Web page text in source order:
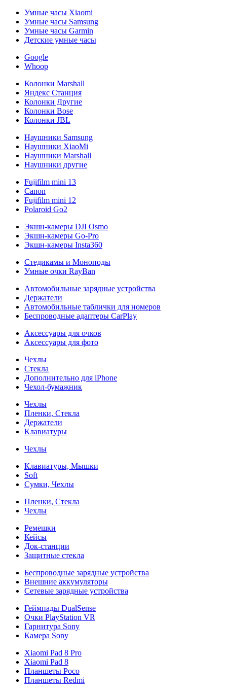
Умные часы Xiaomi
Умные часы Samsung
Умные часы Garmin
Детские умные часы
Google
Whoop
Колонки Marshall
Яндекс Станция
Колонки Другие
Колонки Bose
Колонки JBL
Наушники Samsung
Наушники XiaoMi
Наушники Marshall
Наушники другие
Fujifilm mini 13
Canon
Fujifilm mini 12
Polaroid Go2
Экшн-камеры DJI Osmo
Экшн-камеры Go-Pro
Экшн-камеры Insta360
Стедикамы и Моноподы
Умные очки RayBan
Автомобильные зарядные устройства
Держатели
Автомобильные таблички для номеров
Беспроводные адаптеры CarPlay
Аксессуары для очков
Аксессуары для фото
Чехлы
Стекла
Дополнительно для iPhone
Чехол-бумажник
Чехлы
Пленки, Стекла
Держатели
Клавиатуры
Чехлы
Клавиатуры, Мышки
Soft
Сумки, Чехлы
Пленки, Стекла
Чехлы
Ремешки
Кейсы
Док-станции
Защитные стекла
Беспроводные зарядные устройства
Внешние аккумуляторы
Сетевые зарядные устройства
Геймпады DualSense
Очки PlayStation VR
Гарнитура Sony
Камера Sony
Xiaomi Pad 8 Pro
Xiaomi Pad 8
Планшеты Poco
Планшеты Redmi